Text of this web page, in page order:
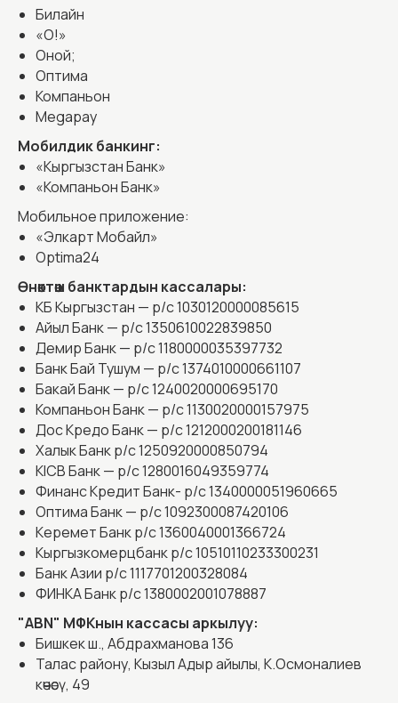
Билайн
«О!»
Оной;
Оптима
Компаньон
Megapay
Мобилдик банкинг:
«Кыргызстан Банк»
«Компаньон Банк»
Мобильное приложение:
«Элкарт Мобайл»
Optima24
Өнөктөш банктардын кассалары:
КБ Кыргызстан — р/с 1030120000085615
Айыл Банк — р/с 1350610022839850
Демир Банк — р/с 1180000035397732
Банк Бай Тушум — р/с 1374010000661107
Бакай Банк — р/с 1240020000695170
Компаньон Банк — р/с 1130020000157975
Дос Кредо Банк — р/с 1212000200181146
Халык Банк р/c 1250920000850794
KICB Банк — р/с 1280016049359774
Финанс Кредит Банк- р/с 1340000051960665
Оптима Банк — р/с 1092300087420106
Керемет Банк р/c 1360040001366724
Кыргызкомерцбанк р/с 10510110233300231
Банк Азии р/c 1117701200328084
ФИНКА Банк р/c 1380002001078887
"ABN" МФКнын кассасы аркылуу:
Бишкек ш., Абдрахманова 136
Талас району, Кызыл Адыр айылы, К.Осмоналиев
көчөсү, 49
Мобилдик тиркеме
ABN24
ABN24 - бул тез жана ыңгайлуу онлайн
кредиттөө чечимин издегендер үчүн атайын
иштелип чыккан колдонуучуга ыңгайлуу
мобилдик тиркеме
Контакты
Филиал
даректери